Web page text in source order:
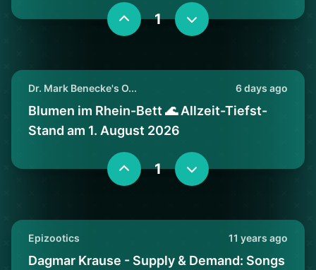
1
Dr. Mark Benecke's O... 6 days ago
Blumen im Rhein-Bett 🌊 Allzeit-Tiefst-
Stand am 1. August 2026
1
Epizootics 11 years ago
Dagmar Krause - Supply & Demand: Songs